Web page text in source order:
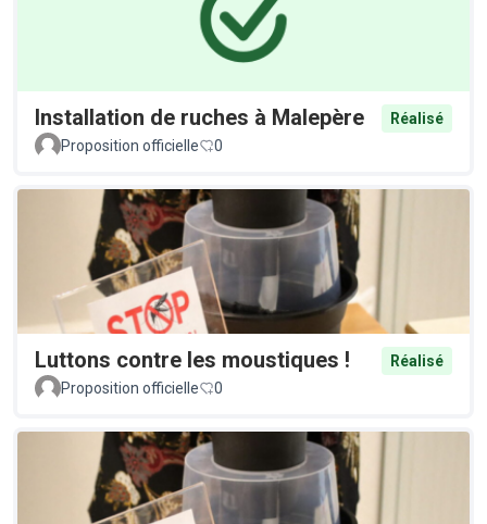
Installation de ruches à Malepère
Réalisé
Proposition officielle
0
Luttons contre les moustiques !
Réalisé
Proposition officielle
0